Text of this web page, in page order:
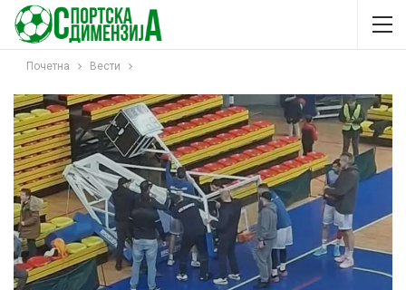
Почетна Вести